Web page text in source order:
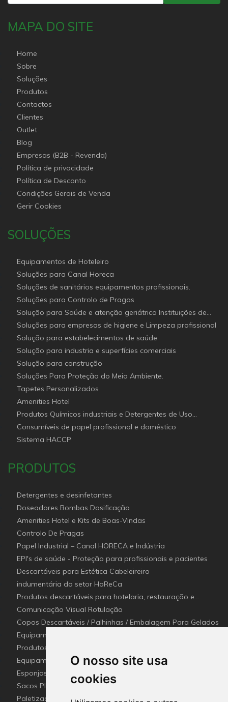
O nosso site usa
cookies
MAPA DO SITE
Home
Sobre
Soluções
Produtos
Contactos
Clientes
Outlet
Blog
Empresas (B2B - Revenda)
Política de privacidade
Política de Desconto
Condições Gerais de Venda
Gerir Cookies
SOLUÇÕES
Equipamentos de Hoteleiro
Soluções para Canal Horeca
Soluções de sanitários equipamentos profissionais.
Soluções para Controlo de Pragas
Solução para Saúde e atenção geriátrica Instituições de
Apoio Social
Soluções para empresas de higiene e Limpeza profissional
Solução para estabelecimentos de saúde
Solução para industria e superfícies comerciais
Solução para construção
Soluções Para Proteção do Meio Ambiente.
Tapetes Personalizados
Amenities Hotel
Produtos Químicos industriais e Detergentes de Uso
Profissional e doméstico
Consumíveis de papel profissional e doméstico
Sistema HACCP
PRODUTOS
Detergentes e desinfetantes
Doseadores Bombas Dosificação
Amenities Hotel e Kits de Boas-Vindas
Controlo De Pragas
Papel Industrial – Canal HORECA e Indústria
EPI's de saúde - Proteção para profissionais e pacientes
Descartáveis para Estética Cabeleireiro
indumentária do setor HoReCa
Produtos descartáveis para hotelaria, restauração e
catering (Canal Horeca)
Comunicação Visual Rotulação
Copos Descartáveis / Palhinhas / Embalagem Para Gelados
Equipamentos para Setor - Hotelaria e Restauração
(Horeca)
Produtos e utensílios Detetaveis para a Indústria Alimentar
Equipamentos e Utensílios de Limpeza
Esponjas esfregões inox e Fibras (Disco de limpeza)
industriais
Sacos Plástico e Mangas de lavandaria Industrial
Paletização e embalagem industrial